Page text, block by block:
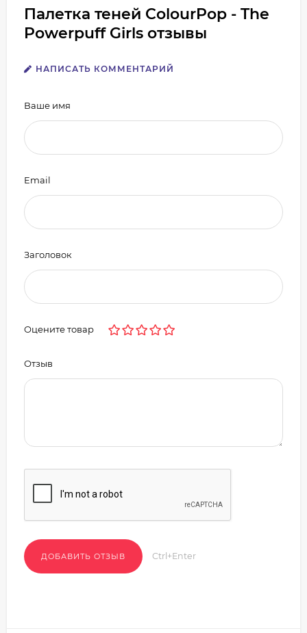
Палетка теней ColourPop - The
Powerpuff Girls отзывы
НАПИСАТЬ КОММЕНТАРИЙ
Ваше имя
Email
Заголовок
Оцените товар
Отзыв
Ctrl+Enter